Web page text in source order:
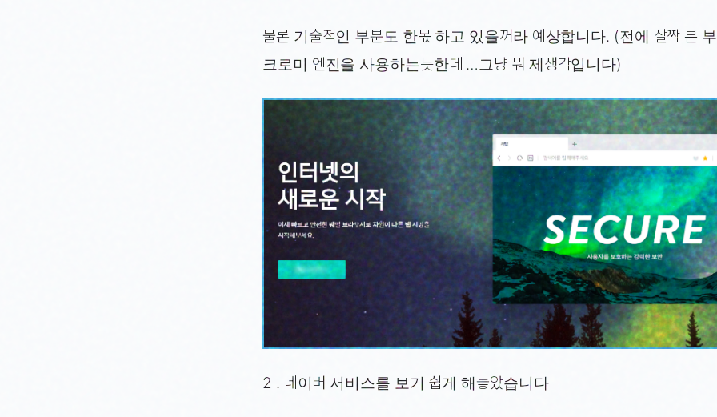
물론 기술적인 부분도 한몫 하고 있을꺼라 예상합니다. (전에 살짝 본
크로미 엔진을 사용하는듯한데 …그냥 뭐 제생각입니다)
2 . 네이버 서비스를 보기 쉽게 해놓았습니다